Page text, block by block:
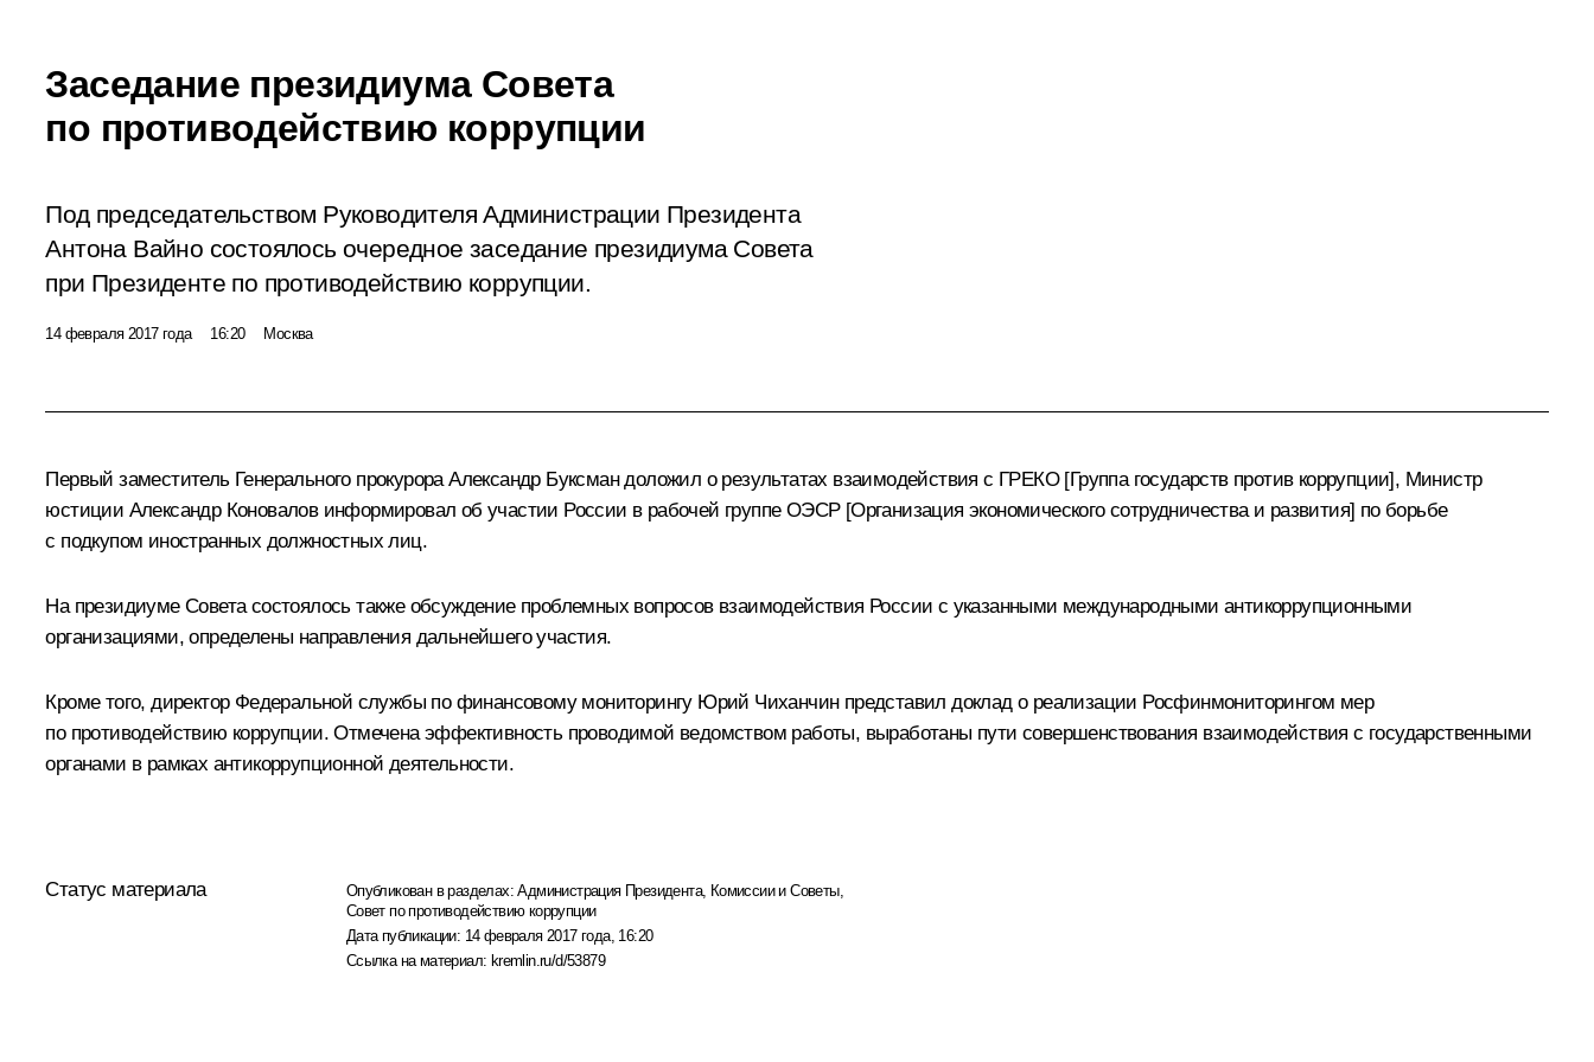
Заседание президиума Совета
по противодействию коррупции
Под председательством Руководителя Администрации Президента
Антона Вайно состоялось очередное заседание президиума Совета
при Президенте по противодействию коррупции.
14 февраля 2017 года 16:20 Москва
Первый заместитель Генерального прокурора Александр Буксман доложил о результатах взаимодействия с ГРЕКО [Группа государств против коррупции], Министр
юстиции Александр Коноваловинформировал об участии России в рабочей группе ОЭСР [Организация экономического сотрудничества и развития] по борьбе
с подкупом иностранных должностных лиц.
На президиуме Совета состоялось также обсуждение проблемных вопросов взаимодействия России с указанными международными антикоррупционными
организациями, определены направления дальнейшего участия.
Кроме того, директор Федеральной службы по финансовому мониторингу Юрий Чиханчин представил доклад о реализации Росфинмониторингом мер
по противодействию коррупции. Отмечена эффективность проводимой ведомством работы, выработаны пути совершенствования взаимодействия с государственными
органами в рамках антикоррупционной деятельности.
Статус материала Опубликован в разделах:Администрация Президента, Комиссии и Советы,
Совет по противодействию коррупции
Дата публикации: 14 февраля 2017 года, 16:20
Ссылка на материал: kremlin.ru/d/53879